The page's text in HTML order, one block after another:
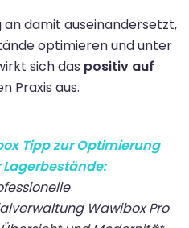
damit auseinandersetzt,
optimieren und unter
sich das positiv auf
Praxis aus.
Tipp zur Optimierung
Wawibox Pro